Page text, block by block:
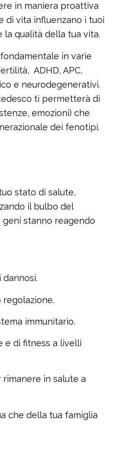
in maniera proattiva
di vita influenzano i tuoi
qualità della tua vita.
in varie
ADHD, APC,
e neurodegenerativi.
ti permetterà di
emozioni) che
dei fenotipi.
stato di salute,
il bulbo del
stanno reagendo
immunitario.
e di fitness a livelli
rimanere in salute a
che della tua famiglia